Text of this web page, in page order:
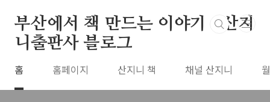
부산에서 책 만드는 이야기 : 산지
니출판사 블로그
홈 홈페이지 산지니 책 채널 산지니